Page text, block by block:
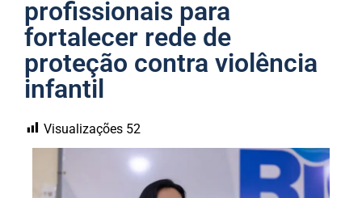
profissionais para
fortalecer rede de
proteção contra violência
infantil
Visualizações 52